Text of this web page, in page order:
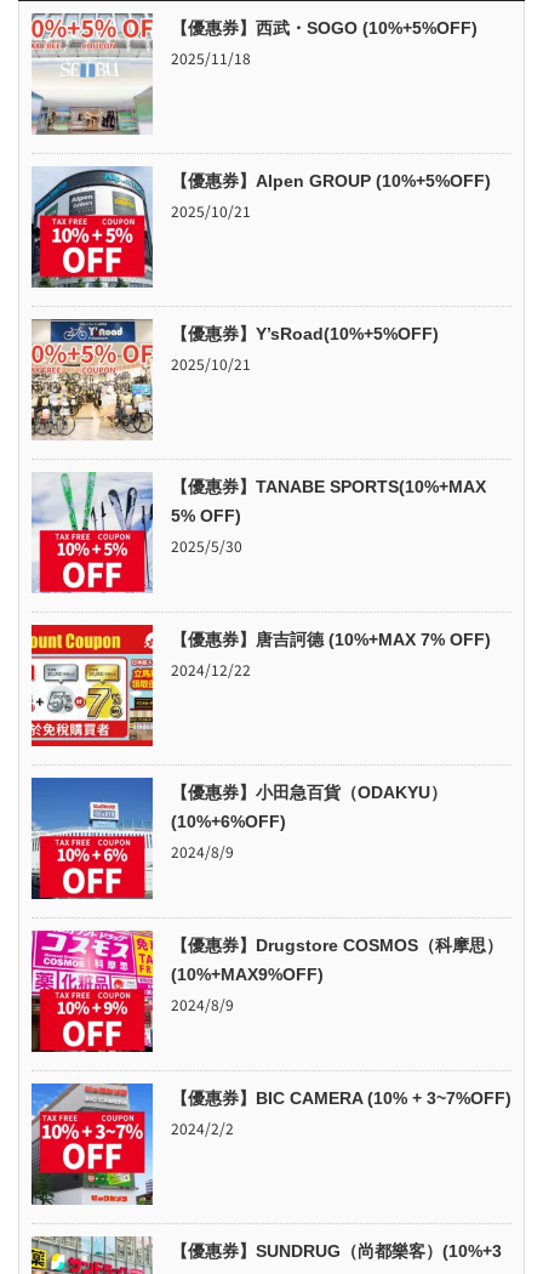
【優惠券】西武・SOGO (10%+5%OFF)
2025/11/18
【優惠券】Alpen GROUP (10%+5%OFF)
2025/10/21
【優惠券】Y’sRoad(10%+5%OFF)
2025/10/21
【優惠券】TANABE SPORTS(10%+MAX
5% OFF)
2025/5/30
【優惠券】唐吉訶德 (10%+MAX 7% OFF)
2024/12/22
【優惠券】小田急百貨（ODAKYU）
(10%+6%OFF)
2024/8/9
【優惠券】Drugstore COSMOS（科摩思）
(10%+MAX9%OFF)
2024/8/9
【優惠券】BIC CAMERA (10% + 3~7%OFF)
2024/2/2
【優惠券】SUNDRUG（尚都樂客）(10%+3